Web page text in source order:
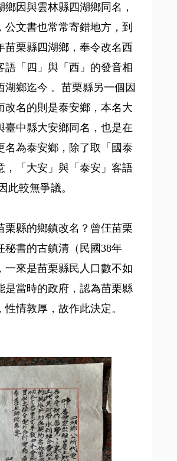
鄉因與雲林縣四湖鄉同名，
公文書也常常寄錯地方，到
苗栗縣四湖鄉，奉令改名西
語「四」與「西」的發音相
湖鄉迄今 。苗栗縣另一個因
改名的則是泰安鄉，本名大
臺中縣大安鄉同名，也是在
名為泰安鄉，除了取「國泰
，「大安」與「泰安」客語
此較無爭議。
栗縣的鄉鎮改名？曾仼苗栗
秘書的古鎮清（民國38年
一來是苗栗縣民人口數不如
是當時的政府，認為苗栗縣
性情敦厚，故作此決定。